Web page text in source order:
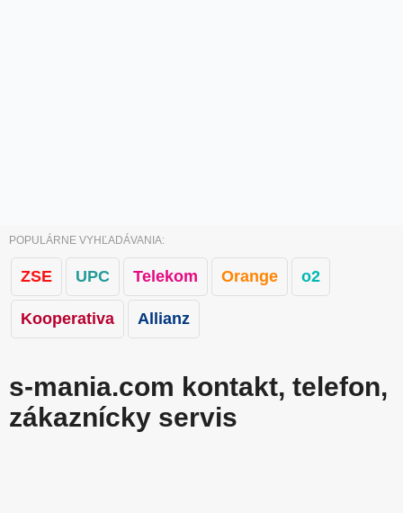
POPULÁRNE VYHĽADÁVANIA:
ZSE UPC Telekom Orange o2
Kooperativa Allianz
s-mania.com kontakt, telefon,
zákaznícky servis